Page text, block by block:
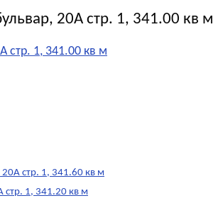
20А стр. 1, 341.00 кв м
стр. 1, 341.00 кв м
стр. 1, 341.60 кв м
стр. 1, 341.20 кв м